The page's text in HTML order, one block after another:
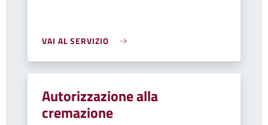
VAI AL SERVIZIO
Autorizzazione alla
cremazione